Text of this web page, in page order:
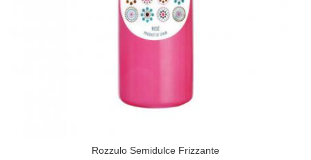
Rozzulo Semidulce Frizzante